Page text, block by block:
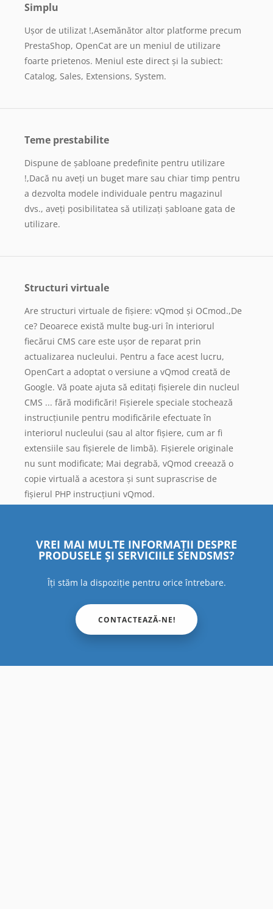
Simplu
Ușor de utilizat !,Asemănător altor platforme precum
PrestaShop, OpenCat are un meniul de utilizare
foarte prietenos. Meniul este direct și la subiect:
Catalog, Sales, Extensions, System.
Teme prestabilite
Dispune de șabloane predefinite pentru utilizare
!,Dacă nu aveți un buget mare sau chiar timp pentru
a dezvolta modele individuale pentru magazinul
dvs., aveți posibilitatea să utilizați șabloane gata de
utilizare.
Structuri virtuale
Are structuri virtuale de fișiere: vQmod și OCmod.,De
ce? Deoarece există multe bug-uri în interiorul
fiecărui CMS care este ușor de reparat prin
actualizarea nucleului. Pentru a face acest lucru,
OpenCart a adoptat o versiune a vQmod creată de
Google. Vă poate ajuta să editați fișierele din nucleul
CMS ... fără modificări! Fișierele speciale stochează
instrucțiunile pentru modificările efectuate în
interiorul nucleului (sau al altor fișiere, cum ar fi
extensiile sau fișierele de limbă). Fișierele originale
nu sunt modificate; Mai degrabă, vQmod creează o
copie virtuală a acestora și sunt suprascrise de
fișierul PHP instrucțiuni vQmod.
VREI MAI MULTE INFORMAȚII DESPRE
PRODUSELE ȘI SERVICIILE SENDSMS?
Îți stăm la dispoziție pentru orice întrebare.
CONTACTEAZĂ-NE!